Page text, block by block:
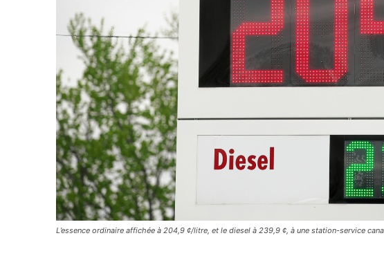
L’essence ordinaire affichée à 204,9 ¢/litre, et le diesel à 239,9 ¢, à une station-service